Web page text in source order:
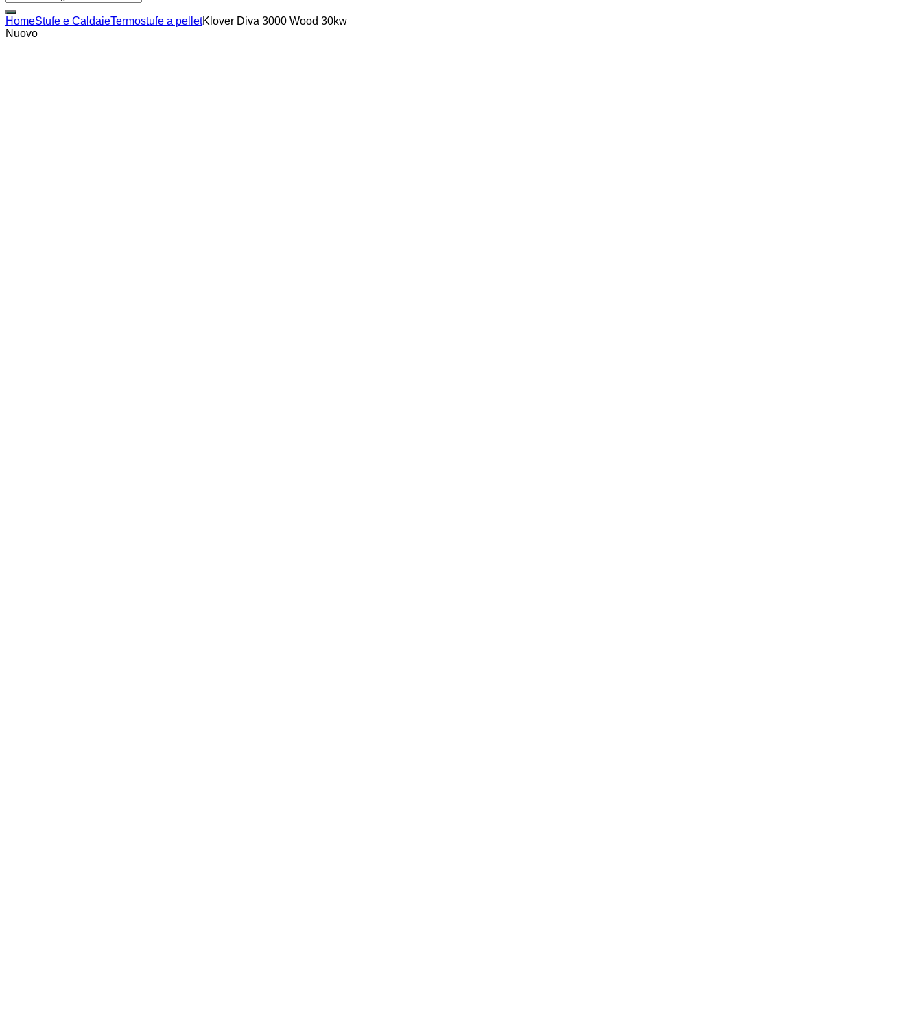
HomeStufe e CaldaieTermostufe a pelletKlover Diva 3000 Wood 30kw
Nuovo